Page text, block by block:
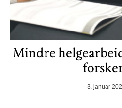
Mindre
3. januar